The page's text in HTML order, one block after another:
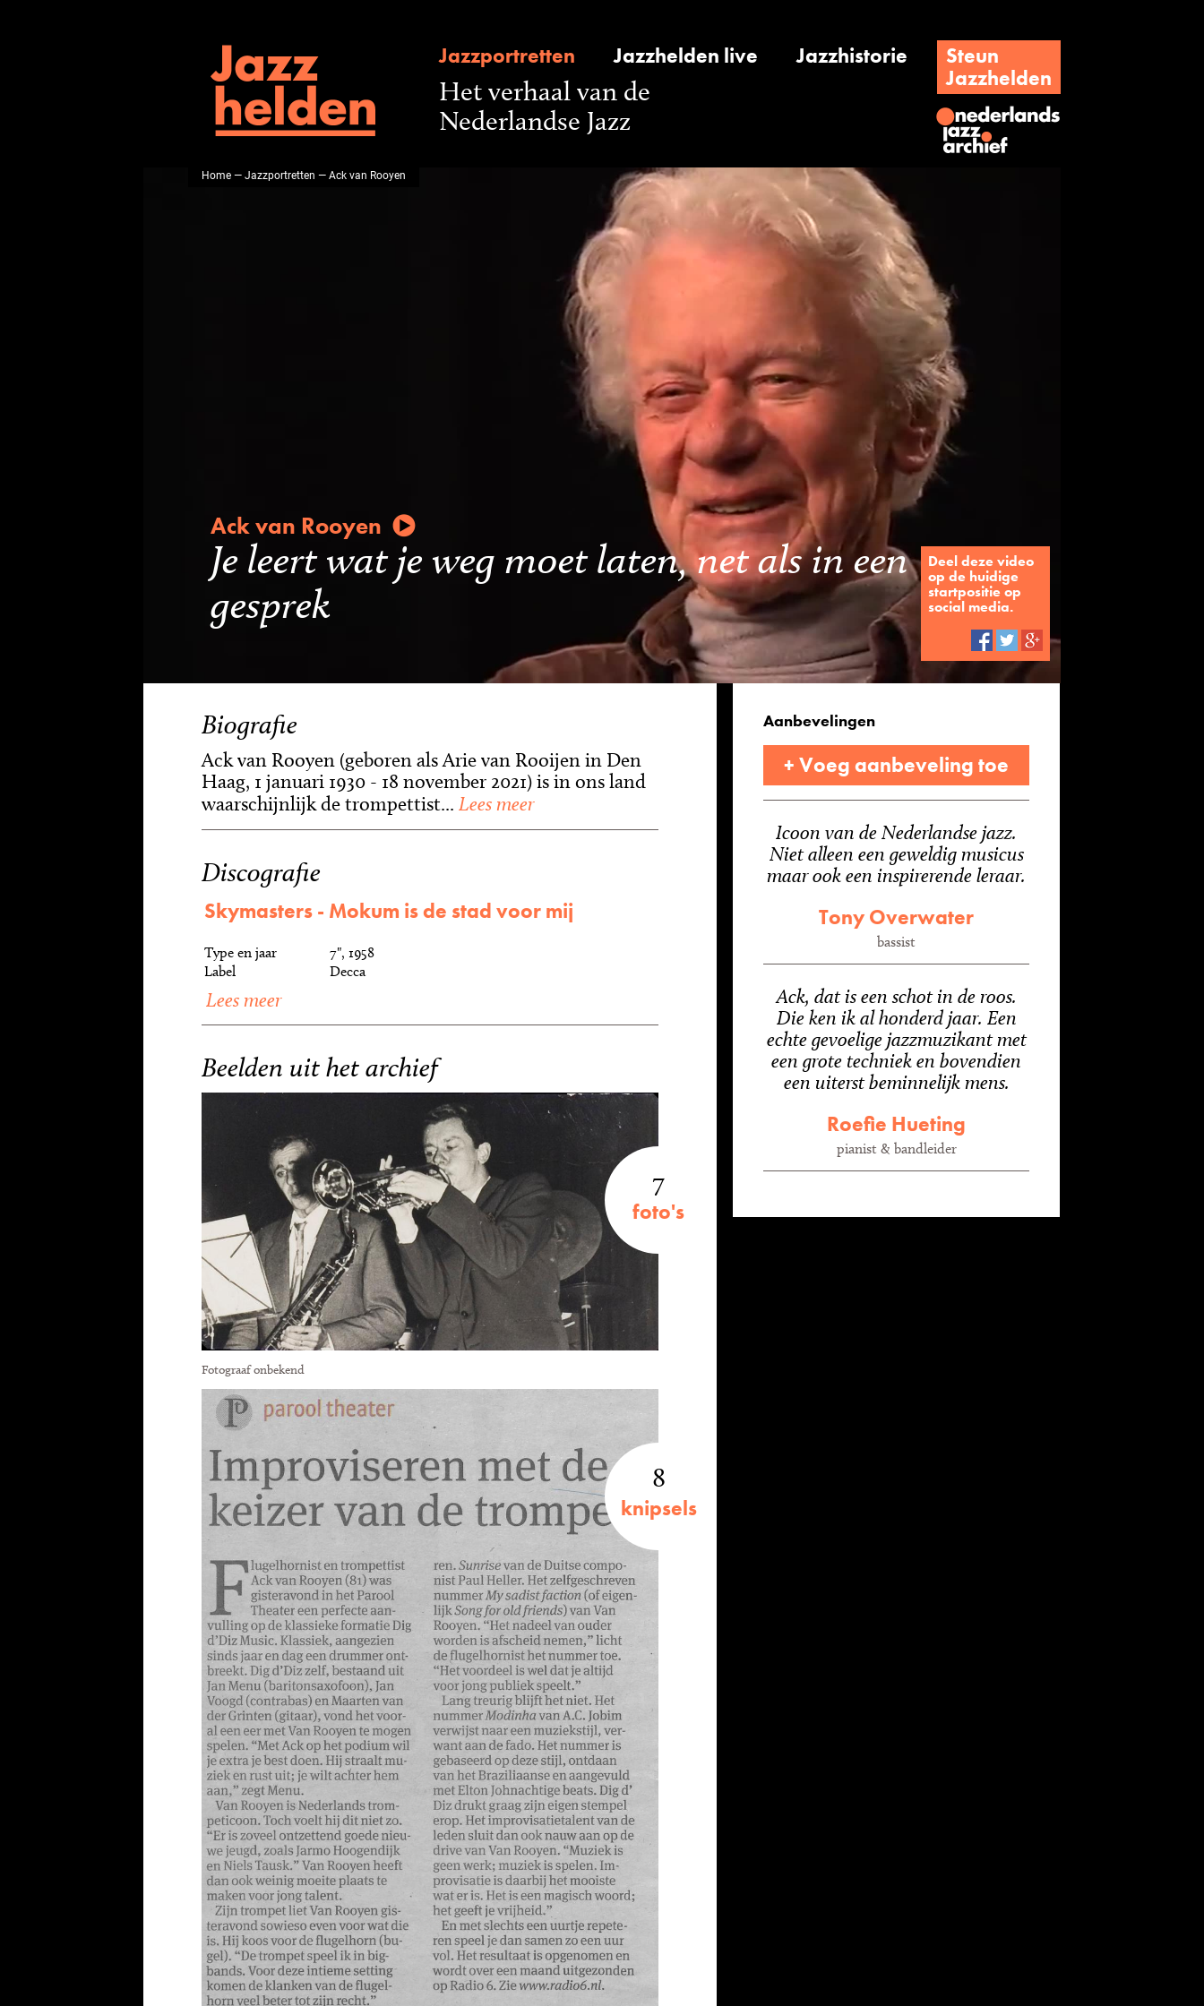
Jazzportretten Jazzhelden live Jazzhistorie
Steun
Jazzhelden
Het verhaal van de
Nederlandse Jazz
Home—Jazzportretten — Ack van Rooyen
Ack van Rooyen
Je leert wat je weg moet laten, net als in een
gesprek
Deel deze video
op de huidige
startpositie op
social media.
Biografie
Ack van Rooyen (geboren als Arie van Rooijen in Den
Haag, 1 januari 1930 - 18 november 2021) is in ons land
waarschijnlijk de trompettist... Lees meer
Discografie
Skymasters - Mokum is de stad voor mij
Type en jaar
7", 1958
Label
Decca
Lees meer
Beelden uit het archief
7
foto's
Fotograaf onbekend
8
knipsels
Aanbevelingen
+ Voeg aanbeveling toe
Icoon van de Nederlandse jazz.
Niet alleen een geweldig musicus
maar ook een inspirerende leraar.
Tony Overwater
bassist
Ack, dat is een schot in de roos.
Die ken ik al honderd jaar. Een
echte gevoelige jazzmuzikant met
een grote techniek en bovendien
een uiterst beminnelijk mens.
Roefie Hueting
pianist & bandleider